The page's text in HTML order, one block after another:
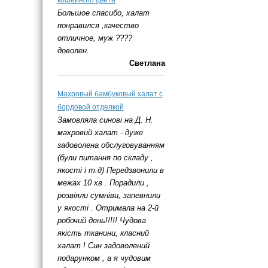
Большое спасибо, халат
понравился ,качество
отличное, муж ????
доволен.
Светлана
Махровый бамбуковый халат с
бордовой отделкой
Замовляла синові на Д. Н.
махровий халат - дуже
задоволена обслуговуванням
(були питання по складу ,
якості і т.д) Передзвонили в
межах 10 хв . Порадили ,
розвіяли сумніви, запевнили
у якості . Отримала на 2-й
робочий день!!!!! Чудова
якість тканини, класний
халат ! Син задоволений
подарунком , а я чудовим